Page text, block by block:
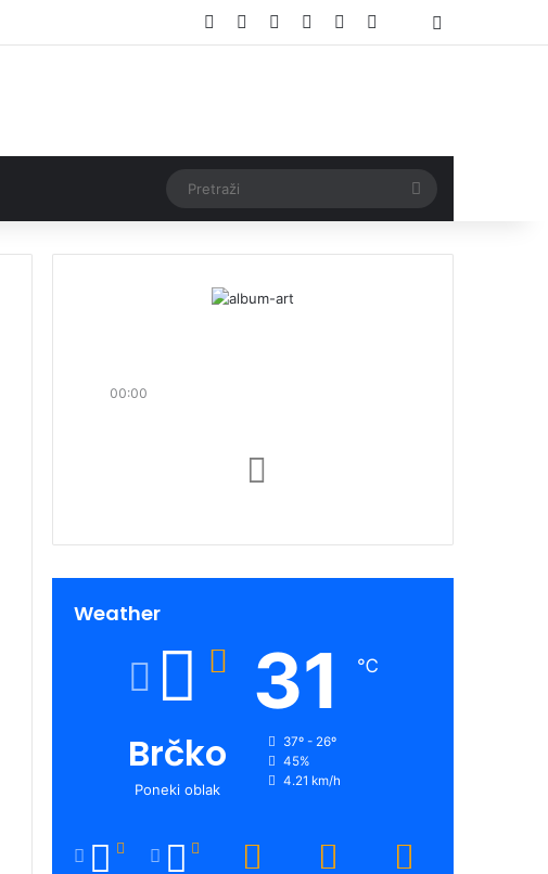
Facebook PinterestYouTubeInstagram Threads
00:00
Weather
Brčko
Poneki oblak
31 ℃
37º - 26º
45%
4.21 km/h